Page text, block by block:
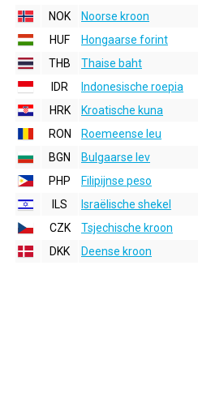
NOK
Noorse kroon
HUF
Hongaarse forint
THB
Thaise baht
IDR
Indonesische roepia
HRK
Kroatische kuna
RON
Roemeense leu
BGN
Bulgaarse lev
PHP
Filipijnse peso
ILS
Israëlische shekel
CZK
Tsjechische kroon
DKK
Deense kroon